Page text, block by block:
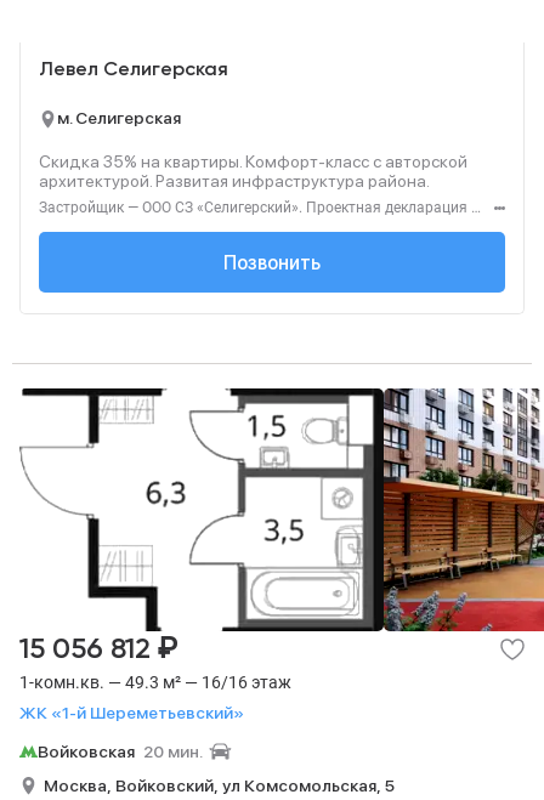
Левел Селигерская
м. Селигерская
Скидка 35% на квартиры. Комфорт‑класс с авторской
архитектурой. Развитая инфраструктура района.
Застройщик — ООО СЗ «Селигерский». Проектная декларация — наш.дом.рф. Акция до 28.02.26. Не оферта. Подробности — Level.ru
+7 (495) 127-68-...
Позвонить
1-комн.кв. — 49.3 м² — 16/16 этаж
ЖК «1-й Шереметьевский»
15 056 812 ₽
Войковская 20 мин.
Москва, Войковский, ул Комсомольская, 5